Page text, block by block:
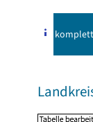
komplett